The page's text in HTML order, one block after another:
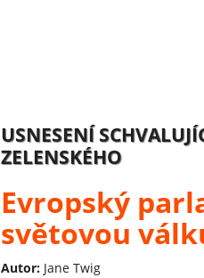
USNESENÍ
ZELENSKÉHO
Evropský
světovou
Autor: Jane Twig